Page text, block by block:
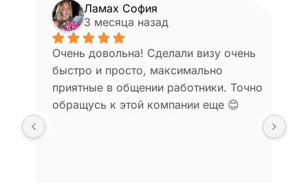
Ламах София
3 месяца назад
Очень довольна! Сделали визу очень
быстро и просто, максимально
приятные в общении работники. Точно
обращусь к этой компании еще 😊
Агентство
дату для